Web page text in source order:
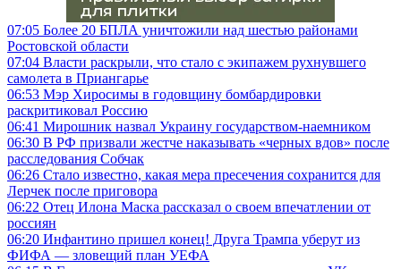
07:05 Более 20 БПЛА уничтожили над шестью районами
Ростовской области
07:04 Власти раскрыли, что стало с экипажем рухнувшего
самолета в Приангарье
06:53 Мэр Хиросимы в годовщину бомбардировки
раскритиковал Россию
06:41 Мирошник назвал Украину государством-наемником
06:30 В РФ призвали жестче наказывать «черных вдов» после
расследования Собчак
06:26 Стало известно, какая мера пресечения сохранится для
Лерчек после приговора
06:22 Отец Илона Маска рассказал о своем впечатлении от
россиян
06:20 Инфантино пришел конец! Друга Трампа уберут из
ФИФА — зловещий план УЕФА